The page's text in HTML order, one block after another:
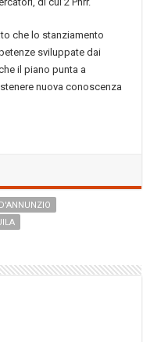
che lo stanziamento
sviluppate dai
il piano punta a
nuova conoscenza